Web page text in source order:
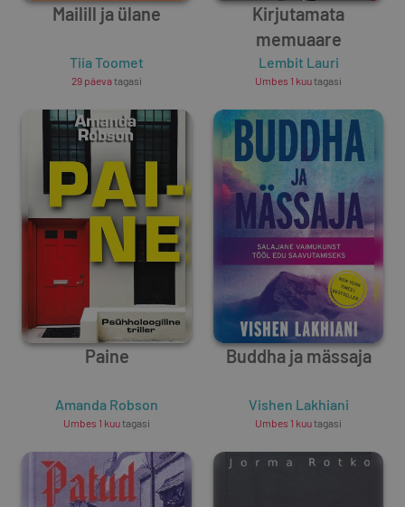
Mailill ja ülane
Tiia Toomet
29 päevatagasi
Kirjutamata
memuaare
Lembit Lauri
Umbes 1 kuutagasi
Paine
Amanda Robson
Umbes 1 kuutagasi
Buddha ja mässaja
Vishen Lakhiani
Umbes 1 kuutagasi